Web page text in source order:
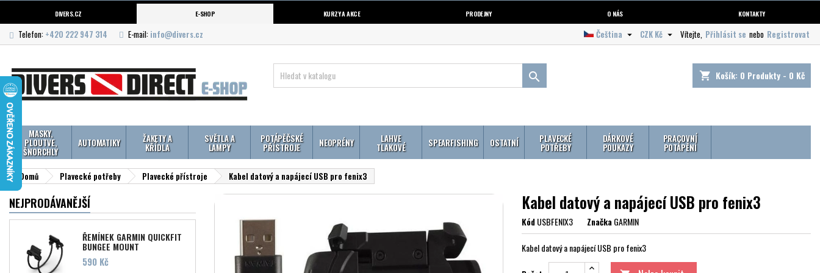
DIVERS.CZ E-SHOP KURZY A AKCE PRODEJNY O NÁS KONTAKTY
Telefon: +420 222 947 314 E-mail: info@divers.cz Vítejte, Přihlásit se nebo Registrovat
CZK Kč 
Čeština 
shopping_cart Košík: 0 Produkty - 0 Kč

MASKY,
PLOUTVE,
ŠNORCHLY
AUTOMATIKY ŽAKETY A
KŘÍDLA
SVĚTLA A
LAMPY
POTÁPĚČSKÉ
PŘÍSTROJE NEOPRÉNY LAHVE
TLAKOVÉ SPEARFISHING OSTATNÍ PLAVECKÉ
POTŘEBY
DÁRKOVÉ
POUKAZY
PRACOVNÍ
POTÁPĚNÍ
Domů Plavecké potřeby Plavecké přístroje Kabel datový a napájecí USB pro fenix3
NEJPRODÁVANĚJŠÍ
ŘEMÍNEK GARMIN QUICKFIT
BUNGEE MOUNT
Cena
590 Kč
Kabel datový a napájecí USB pro fenix3
KódUSBFENIX3 ZnačkaGARMIN
Kabel datový a napájecí USB pro fenix3